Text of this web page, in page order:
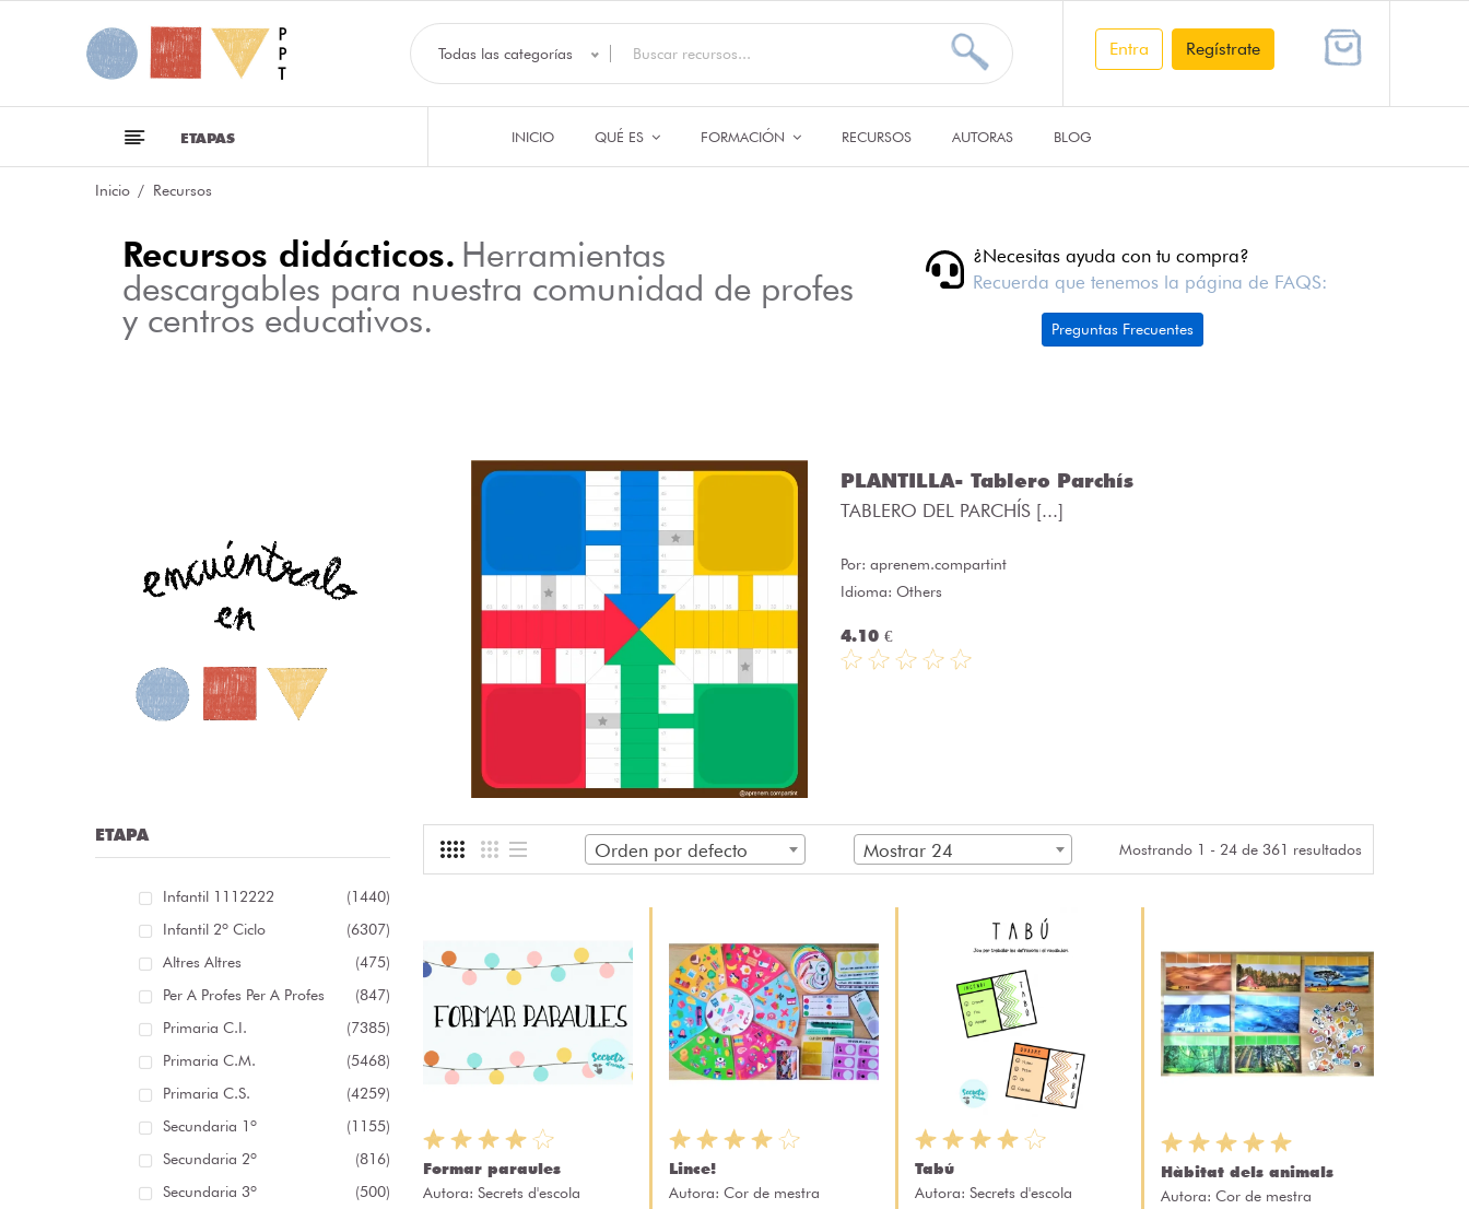
Todas las categorías Entra Regístrate
ETAPAS INICIO QUÉ ES FORMACIÓN RECURSOS AUTORAS BLOG
Inicio Recursos
Recursos didácticos. Herramientas
descargables para nuestra comunidad de profes
y centros educativos.
¿Necesitas ayuda con tu compra?
Recuerda que tenemos la página de FAQS:
Preguntas Frecuentes
sobre as distintas clases de palabras [...]
PLANTILLA- Tablero Parchís
TABLERO DEL PARCHÍS [...]
Por:aprenem.compartint
Idioma: Others
4.10 €
ETAPA
Infantil 1112222
(1440)
Infantil 2º Ciclo
(6307)
Altres Altres
(475)
Per A Profes Per A Profes
(847)
Primaria C.I.
(7385)
Primaria C.M.
(5468)
Primaria C.S.
(4259)
Secundaria 1º
(1155)
Secundaria 2º
(816)
Secundaria 3º
(500)
Orden por defecto Mostrar 24 Mostrando 1 - 24 de 361 resultados
Formar paraules
Autora: Secrets d'escola
Lince!
Autora: Cor de mestra
Tabú
Autora: Secrets d'escola
Hàbitat dels animals
Autora: Cor de mestra